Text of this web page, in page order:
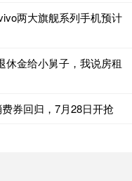
两大旗舰系列手机预计
休金给小舅子，我说房租
券回归，7月28日开抢